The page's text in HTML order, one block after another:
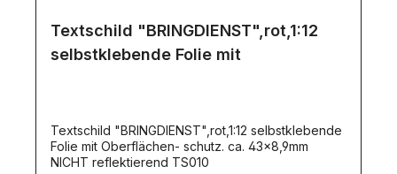
Textschild "BRINGDIENST",rot,1:12
selbstklebende Folie mit
Textschild "BRINGDIENST",rot,1:12 selbstklebende
Folie mit Oberflächen- schutz. ca. 43x8,9mm
NICHT reflektierend TS010